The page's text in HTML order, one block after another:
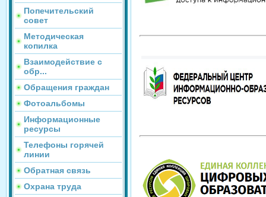
Попечительский
совет
Методическая
копилка
Взаимодействие с
обр...
Обращения граждан
Фотоальбомы
Информационные
ресурсы
Телефоны горячей
линии
Обратная связь
Охрана труда